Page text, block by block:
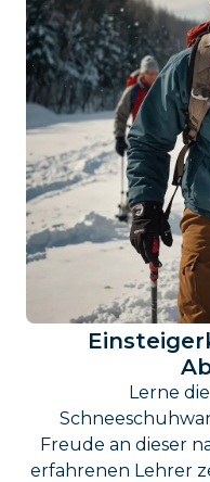
Lerne
Freude an dieser
erfahrenen Lehrer